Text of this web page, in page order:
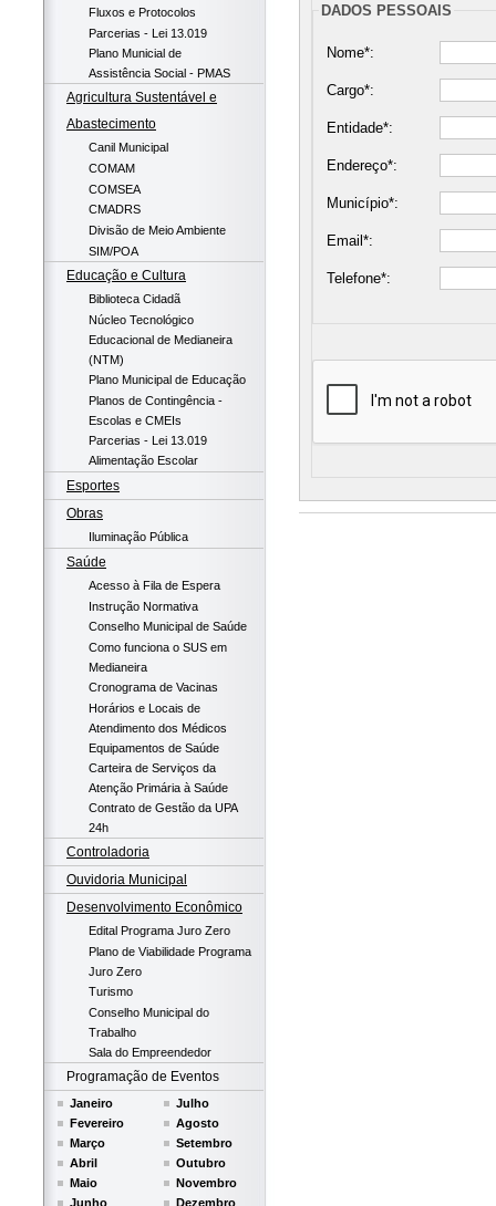
Fluxos e Protocolos
Parcerias - Lei 13.019
Plano Municial de
Assistência Social - PMAS
Agricultura Sustentável e
Abastecimento
Canil Municipal
COMAM
COMSEA
CMADRS
Divisão de Meio Ambiente
SIM/POA
Educação e Cultura
Biblioteca Cidadã
Núcleo Tecnológico
Educacional de Medianeira
(NTM)
Plano Municipal de Educação
Planos de Contingência -
Escolas e CMEIs
Parcerias - Lei 13.019
Alimentação Escolar
Esportes
Obras
Iluminação Pública
Saúde
Acesso à Fila de Espera
Instrução Normativa
Conselho Municipal de Saúde
Como funciona o SUS em
Medianeira
Cronograma de Vacinas
Horários e Locais de
Atendimento dos Médicos
Equipamentos de Saúde
Carteira de Serviços da
Atenção Primária à Saúde
Contrato de Gestão da UPA
24h
Controladoria
Ouvidoria Municipal
Desenvolvimento Econômico
Edital Programa Juro Zero
Plano de Viabilidade Programa
Juro Zero
Turismo
Conselho Municipal do
Trabalho
Sala do Empreendedor
Programação de Eventos
Janeiro
Fevereiro
Março
Abril
Maio
Junho
Julho
Agosto
Setembro
Outubro
Novembro
Dezembro
DADOS PESSOAIS
Nome*:
Cargo*:
Entidade*:
Endereço*:
Município*:
Email*:
Telefone*: